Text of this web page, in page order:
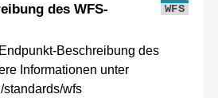
des WFS-
WFS
Beschreibung des
Informationen unter
standards/wfs